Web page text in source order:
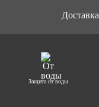
Доставка
Защита от воды